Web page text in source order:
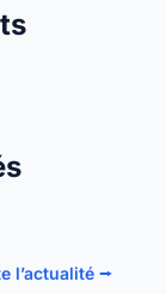
l’actualité ⭢